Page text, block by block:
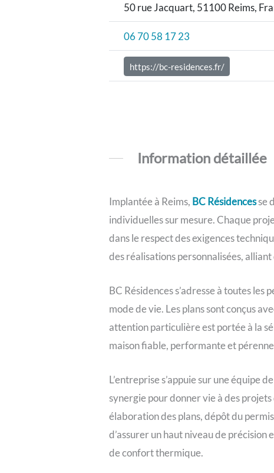
50 rue Jacquart, 51100 Reims,
06 70 58 17 23
https://bc-residences.fr/
Information détaillée
Implantée à Reims, BC Résidencesse
individuelles sur mesure. Chaque
dans le respect des exigences
des réalisations personnalisées,
BC Résidences s’adresse à toutes
mode de vie. Les plans sont conçus
attention particulière est portée à la
maison fiable, performante et
L’entreprise s’appuie sur une équipe
synergie pour donner vie à des
élaboration des plans, dépôt du
d’assurer un haut niveau de
de confort thermique.